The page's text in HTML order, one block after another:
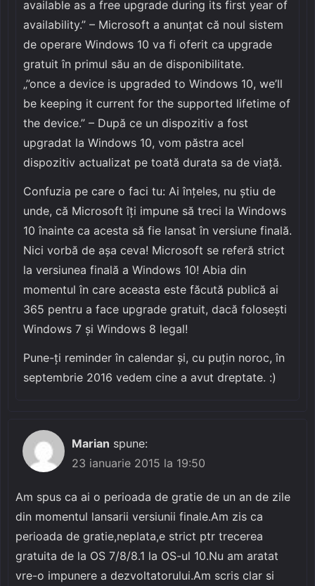
available as a free upgrade during its first year of
availability.” – Microsoft a anunțat că noul sistem
de operare Windows 10 va fi oferit ca upgrade
gratuit în primul său an de disponibilitate.
„”once a device is upgraded to Windows 10, we’ll
be keeping it current for the supported lifetime of
the device.” – După ce un dispozitiv a fost
upgradat la Windows 10, vom păstra acel
dispozitiv actualizat pe toată durata sa de viață.
Confuzia pe care o faci tu: Ai înțeles, nu știu de
unde, că Microsoft îți impune să treci la Windows
10 înainte ca acesta să fie lansat în versiune finală.
Nici vorbă de așa ceva! Microsoft se referă strict
la versiunea finală a Windows 10! Abia din
momentul în care aceasta este făcută publică ai
365 pentru a face upgrade gratuit, dacă folosești
Windows 7 și Windows 8 legal!
Pune-ți reminder în calendar și, cu puțin noroc, în
septembrie 2016 vedem cine a avut dreptate. :)
Marian spune:
23 ianuarie 2015 la 19:50
Am spus ca ai o perioada de gratie de un an de zile
din momentul lansarii versiunii finale.Am zis ca
perioada de gratie,neplata,e strict ptr trecerea
gratuita de la OS 7/8/8.1 la OS-ul 10.Nu am aratat
vre-o impunere a dezvoltatorului.Am scris clar si